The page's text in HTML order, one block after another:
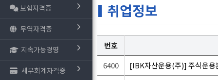
보험자격증
무역자격증
지속가능경영
세무회계자격증
취업정보
번호
6400
[IBK자산운용(주)] 주식운